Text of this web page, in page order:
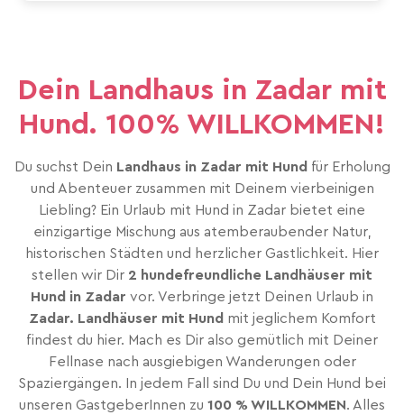
Dein Landhaus in Zadar mit
Hund. 100% WILLKOMMEN!
Du suchst Dein Landhaus in Zadar mit Hund für Erholung
und Abenteuer zusammen mit Deinem vierbeinigen
Liebling? Ein Urlaub mit Hund in Zadar bietet eine
einzigartige Mischung aus atemberaubender Natur,
historischen Städten und herzlicher Gastlichkeit. Hier
stellen wir Dir 2 hundefreundliche Landhäuser mit
Hund in Zadar vor. Verbringe jetzt Deinen Urlaub in
Zadar. Landhäuser mit Hund mit jeglichem Komfort
findest du hier. Mach es Dir also gemütlich mit Deiner
Fellnase nach ausgiebigen Wanderungen oder
Spaziergängen. In jedem Fall sind Du und Dein Hund bei
unseren GastgeberInnen zu 100 % WILLKOMMEN. Alles